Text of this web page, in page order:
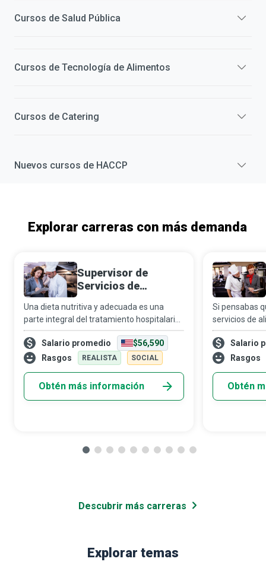
Cursos de Salud Pública
Cursos de Tecnología de Alimentos
Cursos de Catering
Nuevos cursos de HACCP
Explorar carreras con más demanda
Supervisor de
Servicios de
Hospitales
Una dieta nutritiva y adecuada es una
parte integral del tratamiento hospitalario
y una ayuda crucial para la recuperación.
Es una tarea compleja asegurar que todos
los pacientes de un centro médico r
Salario promedio
$56,590
Rasgos
REALISTA SOCIAL
Obtén más información
Si pensabas
servicios de
preparar
equivocado.
alimentos
Salario
Rasgos
Obtén
Descubrir más carreras
Explorar temas